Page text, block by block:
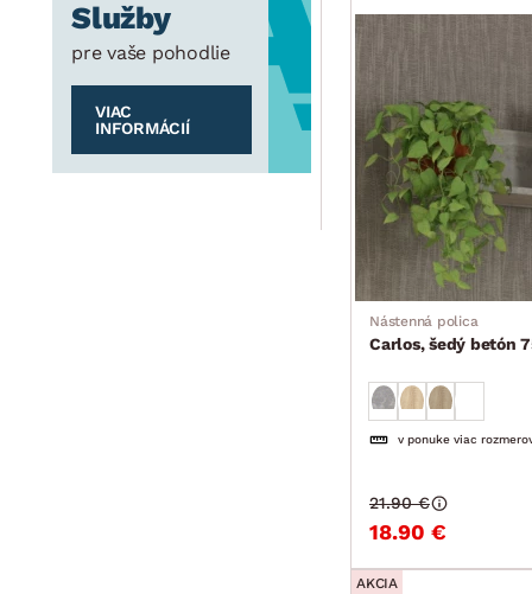
Služby
pre vaše pohodlie
VIAC
INFORMÁCIÍ
Nástenná polica
Carlos, šedý betón
v ponuke viac
18.90 €
21.90 €
AKCIA